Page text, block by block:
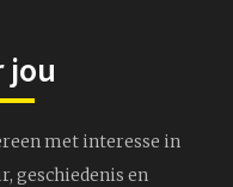
jou
met interesse in
geschiedenis en